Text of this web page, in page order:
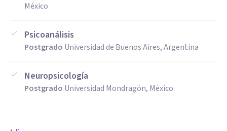
México
Psicoanálisis
Postgrado Universidad de Buenos Aires, Argentina
Neuropsicología
Postgrado Universidad Mondragón, México